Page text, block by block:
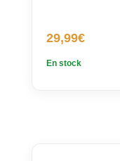
29,99€
En stock